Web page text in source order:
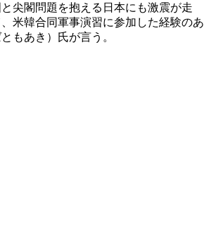
尖閣問題を抱える日本にも激震が走
米韓合同軍事演習に参加した経験のあ
もあき）氏が言う。